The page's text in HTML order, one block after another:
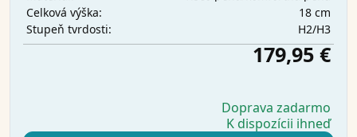
Celková výška:
18 cm
Stupeň tvrdosti:
H2/H3
179,95 €
Doprava zadarmo
K dispozícii ihneď